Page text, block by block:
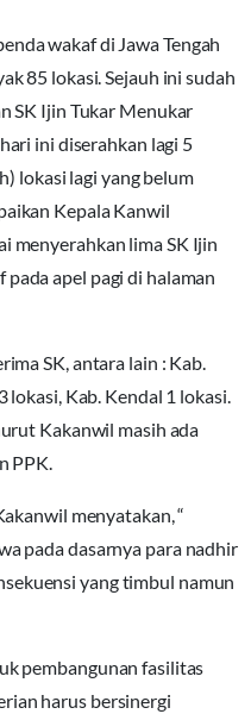
wakaf di Jawa Tengah
85 lokasi. Sejauh ini sudah
SK Ijin Tukar Menukar
ini diserahkan lagi 5
lokasi lagi yang belum
Kepala Kanwil
menyerahkan lima SK Ijin
apel pagi di halaman
SK, antara lain : Kab.
lokasi, Kab. Kendal 1 lokasi.
Kakanwil masih ada
PPK.
menyatakan, “
pada dasarnya para nadhir
yang timbul namun
pembangunan fasilitas
harus bersinergi